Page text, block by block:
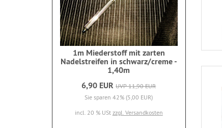
1m Miederstoff mit zarten
Nadelstreifen in schwarz/creme -
1,40m
6,90 EUR UVP 11,90 EUR
Sie sparen 42% (5,00 EUR)
incl. 20 % USt zzgl. Versandkosten